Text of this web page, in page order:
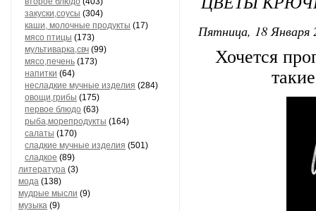
закуски,соусы (304)
каши, молочные продукты (17)
мясо птицы (173)
мультиварка,свч (99)
мясо,печень (173)
напитки (64)
несладкие мучные изделия (284)
овощи,грибы (175)
первое блюдо (63)
рыба,морепродукты (164)
салаты (170)
сладкие мучные изделия (501)
сладкое (89)
литература (3)
мода (138)
мудрые мысли (9)
музыка (9)
Пятница, 18 Января
Хочется